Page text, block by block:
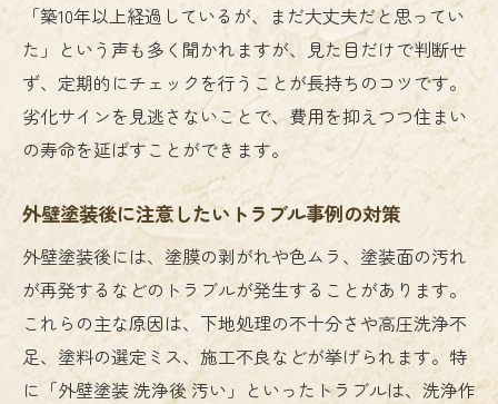
「築10年以上経過しているが、まだ大丈夫だと思ってい
た」という声も多く聞かれますが、見た目だけで判断せ
ず、定期的にチェックを行うことが長持ちのコツです。
劣化サインを見逃さないことで、費用を抑えつつ住まい
の寿命を延ばすことができます。
外壁塗装後に注意したいトラブル事例の対策
外壁塗装後には、塗膜の剥がれや色ムラ、塗装面の汚れ
が再発するなどのトラブルが発生することがあります。
これらの主な原因は、下地処理の不十分さや高圧洗浄不
足、塗料の選定ミス、施工不良などが挙げられます。特
に「外壁塗装 洗浄後 汚い」といったトラブルは、洗浄作